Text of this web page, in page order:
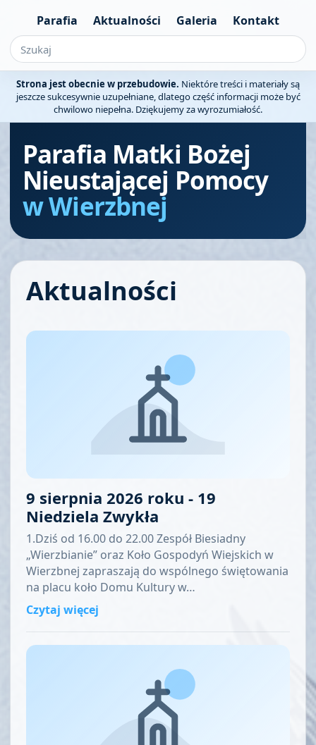
Parafia Aktualności Galeria Kontakt
Strona jest obecnie w przebudowie. Niektóre treści i materiały są
jeszcze sukcesywnie uzupełniane, dlatego część informacji może być
chwilowo niepełna. Dziękujemy za wyrozumiałość.
Parafia Matki Bożej
Nieustającej Pomocy
w Wierzbnej
Aktualności
9 sierpnia 2026 roku - 19
Niedziela Zwykła
1.Dziś od 16.00 do 22.00 Zespół Biesiadny
„Wierzbianie” oraz Koło Gospodyń Wiejskich w
Wierzbnej zapraszają do wspólnego świętowania
na placu koło Domu Kultury w…
Czytaj więcej